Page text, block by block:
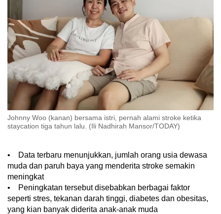
Johnny Woo (kanan) bersama istri, pernah alami stroke ketika
staycation tiga tahun lalu. (Ili Nadhirah Mansor/TODAY)
• Data terbaru menunjukkan, jumlah orang usia dewasa
muda dan paruh baya yang menderita stroke semakin
meningkat
• Peningkatan tersebut disebabkan berbagai faktor
seperti stres, tekanan darah tinggi, diabetes dan obesitas,
yang kian banyak diderita anak-anak muda
switch
browsers
but
we
want
your
experience
with
CNA
fast,
secure
and
the
best